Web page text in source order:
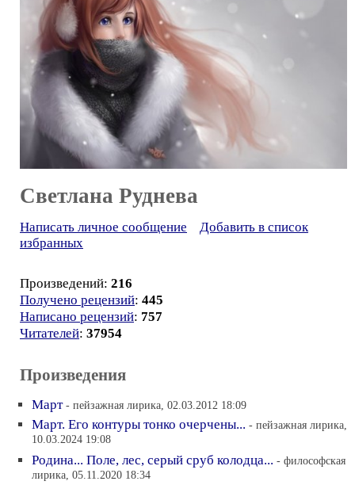
Светлана Руднева
Написать личное сообщение
Добавить в список
избранных
Произведений: 216
Получено рецензий: 445
Написано рецензий: 757
Читателей: 37954
Произведения
Март - пейзажная лирика, 02.03.2012 18:09
Март. Его контуры тонко очерчены... - пейзажная лирика,
10.03.2024 19:08
Родина... Поле, лес, серый сруб колодца... - философская
лирика, 05.11.2020 18:34